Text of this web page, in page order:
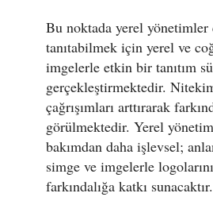
Bu noktada yerel
tanıtabilmek için yerel ve
imgelerle etkin bir tanıtım
gerçekleştirmektedir.
çağrışımları arttırarak
görülmektedir. Yerel
bakımdan daha işlevsel;
simge ve imgelerle
farkındalığa katkı sunacaktır.